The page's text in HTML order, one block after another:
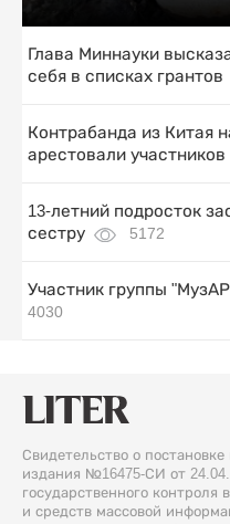
Глава Миннауки
себя в списках грантов
Контрабанда из Китая
арестовали
13-летний подросток
сестру
5172
Участник группы
4030
Свидетельство о
издания №16475-СИ от
государственного
и средств массовой